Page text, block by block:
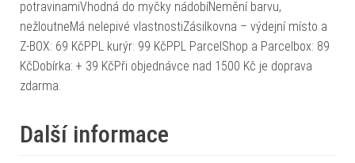
potravinamiVhodná do myčky nádobíNemění barvu,
nežloutneMá nelepivé vlastnostiZásilkovna – výdejní místo a
Z-BOX: 69 KčPPL kurýr: 99 KčPPL ParcelShop a Parcelbox: 89
KčDobírka: + 39 KčPři objednávce nad 1500 Kč je doprava
zdarma.
Další informace